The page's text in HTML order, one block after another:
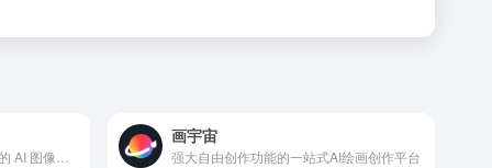
WHEE是一款由美图公司推出的 AI 图像创作与编辑工具
画宇宙
强大自由创作功能的一站式AI绘画创作平台